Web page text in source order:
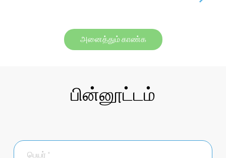
அனைத்தும் காண்க
பின்னூட்டம்